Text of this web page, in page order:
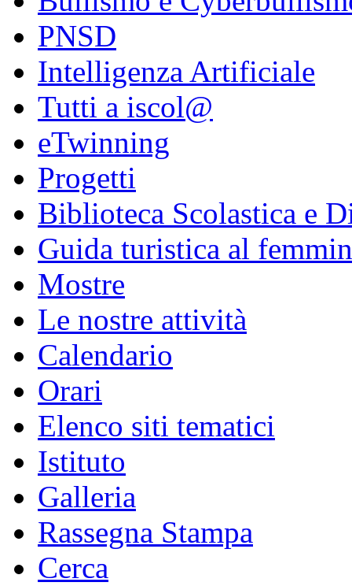
PNSD
Intelligenza Artificiale
Tutti a iscol@
eTwinning
Progetti
Biblioteca Scolastica e
Guida turistica al
Mostre
Le nostre attività
Calendario
Orari
Elenco siti tematici
Istituto
Galleria
Rassegna Stampa
Cerca